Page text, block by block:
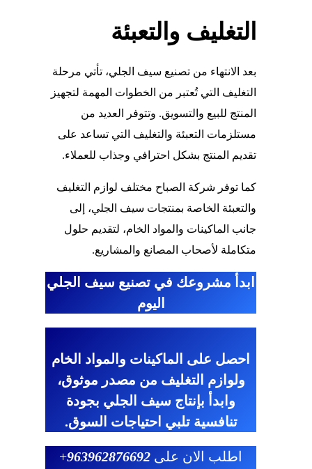
التغليف والتعبئة
بعد الانتهاء من تصنيع سيف الجلي، تأتي مرحلة
التغليف التي تُعتبر من الخطوات المهمة لتجهيز
المنتج للبيع والتسويق. وتتوفر العديد من
مستلزمات التعبئة والتغليف التي تساعد على
تقديم المنتج بشكل احترافي وجذاب للعملاء.
كما توفر شركة الصباح مختلف لوازم التغليف
والتعبئة الخاصة بمنتجات سيف الجلي، إلى
جانب الماكينات والمواد الخام، لتقديم حلول
متكاملة لأصحاب المصانع والمشاريع.
ابدأ مشروعك في تصنيع سيف الجلي
اليوم
احصل على الماكينات والمواد الخام
ولوازم التغليف من مصدر موثوق،
وابدأ بإنتاج سيف الجلي بجودة
تنافسية تلبي احتياجات السوق.
+963962876692